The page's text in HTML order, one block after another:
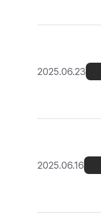
2025.06.23
2025.06.16